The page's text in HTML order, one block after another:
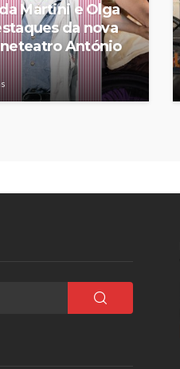
Martini e Olga
da nova
António